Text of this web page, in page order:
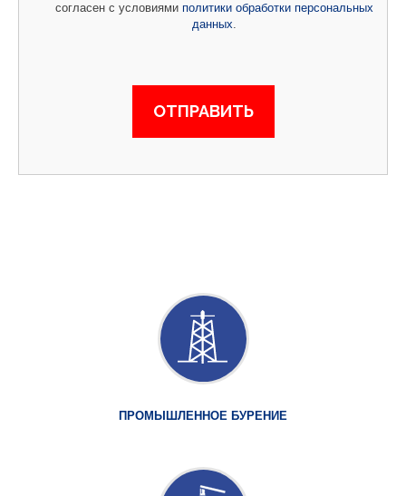
согласен с условиями политики обработки персональных
данных.
ПРОМЫШЛЕННОЕ БУРЕНИЕ